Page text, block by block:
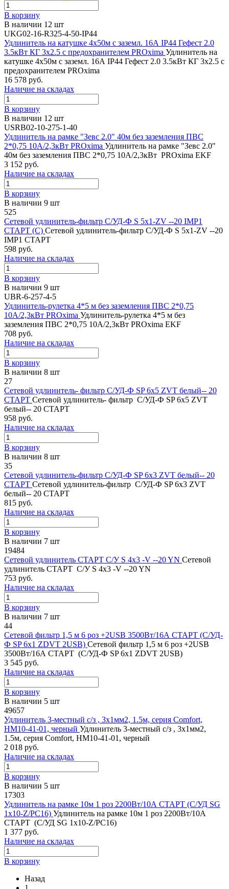
В корзину
В наличии 12 шт
UKG02-16-R325-4-50-IP44
Удлинитель на катушке 4х50м с заземл. 16А IP44 Гефест 2.0
3.5кВт КГ 3х2.5 с предохранителем PROxima Удлинитель на
катушке 4х50м с заземл. 16А IP44 Гефест 2.0 3.5кВт КГ 3х2.5 с
предохранителем PROxima
16 578 руб.
Наличие на складах
В корзину
В наличии 12 шт
USRB02-10-275-1-40
Удлинитель на рамке "Зевс 2.0" 40м без заземления ПВС
2*0,75 10А/2,3кВт PROxima Удлинитель на рамке "Зевс 2.0"
40м без заземления ПВС 2*0,75 10А/2,3кВт PROxima EKF
3 152 руб.
Наличие на складах
В корзину
В наличии 9 шт
525
Сетевой удлинитель-фильтр С/УД-Ф S 5x1-ZV --20 IMP1
СТАРТ (С) Сетевой удлинитель-фильтр С/УД-Ф S 5x1-ZV --20
IMP1 СТАРТ
598 руб.
Наличие на складах
В корзину
В наличии 9 шт
UBR-6-257-4-5
Удлинитель-рулетка 4*5 м без заземления ПВС 2*0,75
10А/2,3кВт PROxima Удлинитель-рулетка 4*5 м без
заземления ПВС 2*0,75 10А/2,3кВт PROxima EKF
708 руб.
Наличие на складах
В корзину
В наличии 8 шт
27
Сетевой удлинитель- фильтр С/УД-Ф SP 6x5 ZVT белый-- 20
СТАРТ Сетевой удлинитель- фильтр С/УД-Ф SP 6x5 ZVT
белый-- 20 СТАРТ
958 руб.
Наличие на складах
В корзину
В наличии 8 шт
35
Сетевой удлинитель-фильтр С/УД-Ф SP 6x3 ZVT белый-- 20
СТАРТ Сетевой удлинитель-фильтр С/УД-Ф SP 6x3 ZVT
белый-- 20 СТАРТ
815 руб.
Наличие на складах
В корзину
В наличии 7 шт
19484
Сетевой удлинитель СТАРТ С/У S 4x3 -V --20 YN Сетевой
удлинитель СТАРТ С/У S 4x3 -V --20 YN
753 руб.
Наличие на складах
В корзину
В наличии 7 шт
44
Сетевой фильтр 1,5 м 6 роз +2USB 3500Вт/16А СТАРТ (С/УД-
Ф SP 6x1 ZDVT 2USB) Сетевой фильтр 1,5 м 6 роз +2USB
3500Вт/16А СТАРТ (С/УД-Ф SP 6x1 ZDVT 2USB)
3 545 руб.
Наличие на складах
В корзину
В наличии 5 шт
49657
Удлинитель 3-местный c/з , 3x1мм2, 1.5м, серия Comfort,
HM10-41-01, черный Удлинитель 3-местный c/з , 3x1мм2,
1.5м, серия Comfort, HM10-41-01, черный
2 018 руб.
Наличие на складах
В корзину
В наличии 5 шт
17303
Удлинитель на рамке 10м 1 роз 2200Вт/10А СТАРТ (С/УД SG
1х10-Z/РС16) Удлинитель на рамке 10м 1 роз 2200Вт/10А
СТАРТ (С/УД SG 1х10-Z/РС16)
1 377 руб.
Наличие на складах
В корзину
Назад